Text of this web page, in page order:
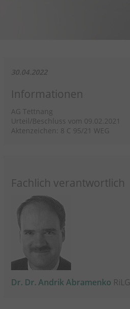
30.04.2022
Informationen
AG Tettnang
Urteil/Beschluss vom 09.02.2021
Aktenzeichen: 8 C 95/21 WEG
Fachlich verantwortlich
Dr. Dr. Andrik Abramenko RiLG